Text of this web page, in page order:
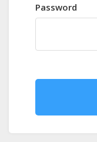
Password